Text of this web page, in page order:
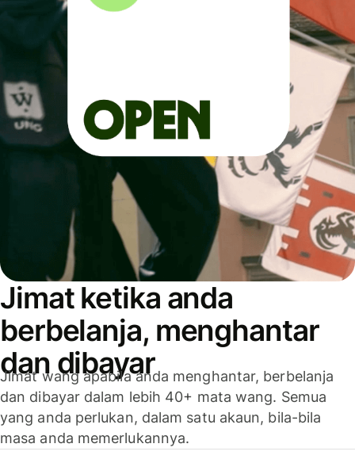
Jimat ketika anda
berbelanja, menghantar
dan dibayar
Jimat wang apabila anda menghantar, berbelanja
dan dibayar dalam lebih 40+ mata wang. Semua
yang anda perlukan, dalam satu akaun, bila-bila
masa anda memerlukannya.